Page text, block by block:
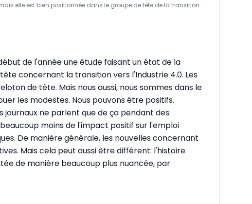
elle est bien positionnée dans le groupe de tête de la transition
de l'année une étude faisant un état de la
concernant la transition vers l'Industrie 4.0. Les
de tête. Mais nous aussi, nous sommes dans le
les modestes. Nous pouvons être positifs.
journaux ne parlent que de ça pendant des
moins de l'impact positif sur l'emploi
De manière générale, les nouvelles concernant
Mais cela peut aussi être différent: l'histoire
de manière beaucoup plus nuancée, par